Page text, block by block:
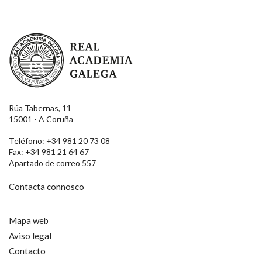
Real Academia Galega
Rúa Tabernas, 11
15001 - A Coruña
Teléfono: +34 981 20 73 08
Fax: +34 981 21 64 67
Apartado de correo 557
Contacta connosco
Mapa web
Aviso legal
Contacto